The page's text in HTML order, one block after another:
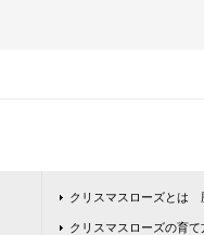
クリスマスローズとは
クリスマスローズの育て